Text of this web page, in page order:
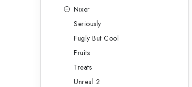
Nixer
Seriously
Fugly But Cool
Fruits
Treats
Unreal 2